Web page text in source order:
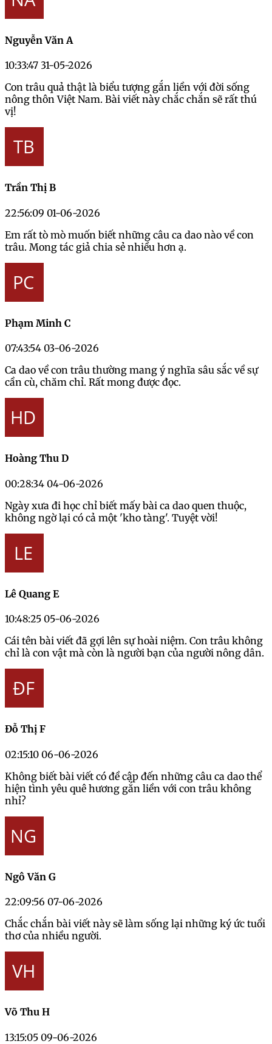
Nguyễn Văn A
10:33:47 31-05-2026
Con trâu quả thật là biểu tượng gắn liền với đời sống
nông thôn Việt Nam. Bài viết này chắc chắn sẽ rất thú
vị!
Trần Thị B
22:56:09 01-06-2026
Em rất tò mò muốn biết những câu ca dao nào về con
trâu. Mong tác giả chia sẻ nhiều hơn ạ.
Phạm Minh C
07:43:54 03-06-2026
Ca dao về con trâu thường mang ý nghĩa sâu sắc về sự
cần cù, chăm chỉ. Rất mong được đọc.
Hoàng Thu D
00:28:34 04-06-2026
Ngày xưa đi học chỉ biết mấy bài ca dao quen thuộc,
không ngờ lại có cả một 'kho tàng'. Tuyệt vời!
Lê Quang E
10:48:25 05-06-2026
Cái tên bài viết đã gợi lên sự hoài niệm. Con trâu không
chỉ là con vật mà còn là người bạn của người nông dân.
Đỗ Thị F
02:15:10 06-06-2026
Không biết bài viết có đề cập đến những câu ca dao thể
hiện tình yêu quê hương gắn liền với con trâu không
nhỉ?
Ngô Văn G
22:09:56 07-06-2026
Chắc chắn bài viết này sẽ làm sống lại những ký ức tuổi
thơ của nhiều người.
Võ Thu H
13:15:05 09-06-2026